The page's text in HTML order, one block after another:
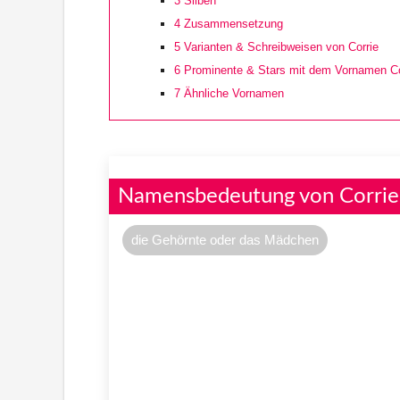
4 Zusammensetzung
5 Varianten & Schreibweisen von Corrie
6 Prominente & Stars mit dem Vornamen
7 Ähnliche Vornamen
Namensbedeutung von Corrie
die Gehörnte oder das Mädchen